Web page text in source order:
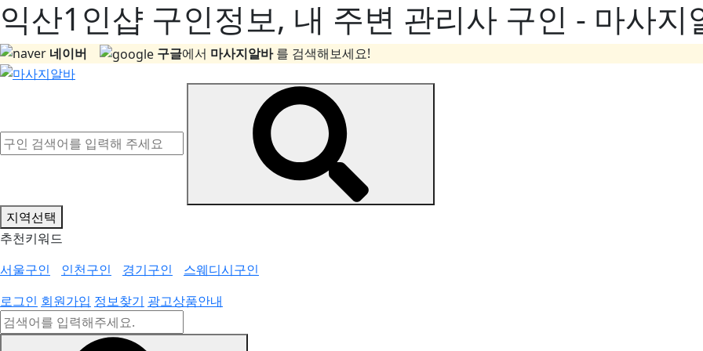
익산1인샵 구인정보, 내 주변 관리사 구인 - 마사지
네이버 구글에서 마사지알바를 검색해보세요!
지역선택
추천키워드
서울구인
인천구인 경기구인
스웨디시구인
로그인 회원가입 정보찾기 광고상품안내